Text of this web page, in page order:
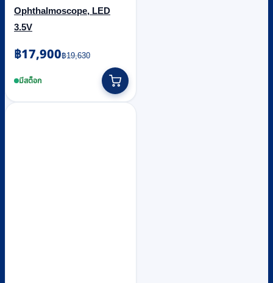
Ophthalmoscope, LED
3.5V
฿19,630
Original
price
was:
฿17,900
Current
price
is:มีสต็อก